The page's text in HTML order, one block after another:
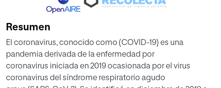
Resumen
El coronavirus, conocido como (COVID-19) es una
pandemia derivada de la enfermedad por
coronavirus iniciada en 2019 ocasionada por el virus
coronavirus del síndrome respiratorio agudo